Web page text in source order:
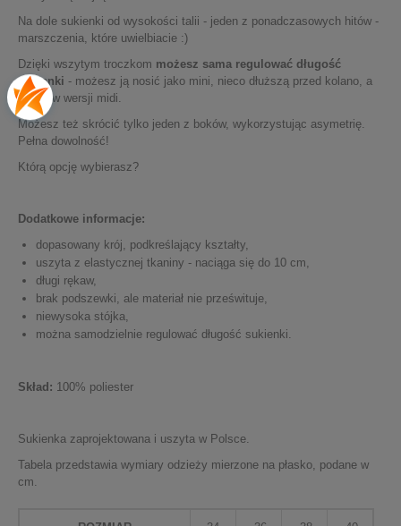
Na dole sukienki od wysokości talii - jeden z ponadczasowych hitów -
marszczenia, które uwielbiacie :)
Dzięki wszytym troczkom możesz sama regulować długość
sukienki - możesz ją nosić jako mini, nieco dłuższą przed kolano, a
nawet w wersji midi.
Możesz też skrócić tylko jeden z boków, wykorzystując asymetrię.
Pełna dowolność!
Którą opcję wybierasz?
Dodatkowe informacje:
dopasowany krój, podkreślający kształty,
uszyta z elastycznej tkaniny - naciąga się do 10 cm,
długi rękaw,
brak podszewki, ale materiał nie prześwituje,
niewysoka stójka,
można samodzielnie regulować długość sukienki.
Skład: 100% poliester
Sukienka zaprojektowana i uszyta w Polsce.
Tabela przedstawia wymiary odzieży mierzone na płasko, podane w
cm.